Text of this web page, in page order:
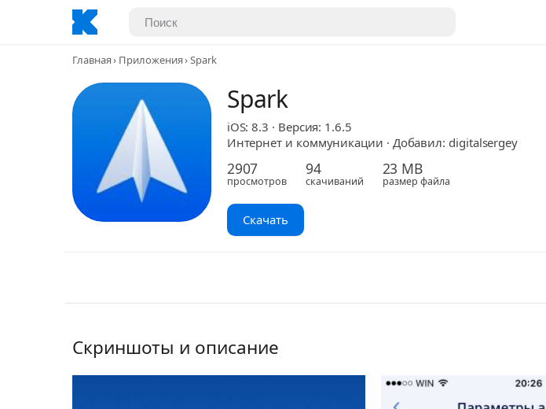
Главная Приложения Spark
Spark
iOS: 8.3 · Версия: 1.6.5
Интернет и коммуникации · Добавил: digitalsergey
2907
просмотров
94
скачиваний
23 MB
размер файла
Скачать
Скриншоты и описание